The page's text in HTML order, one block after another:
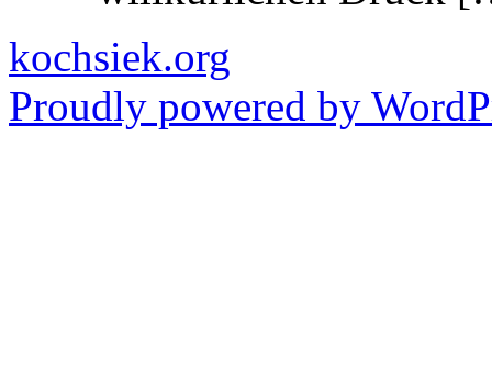
kochsiek.org
Proudly powered by